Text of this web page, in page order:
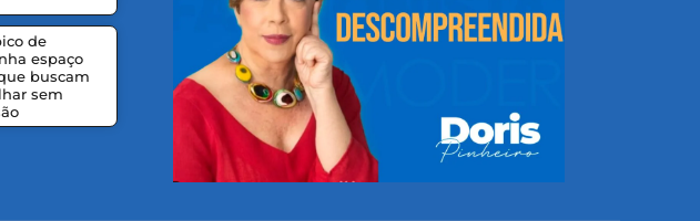
de
espaço
buscam
sem